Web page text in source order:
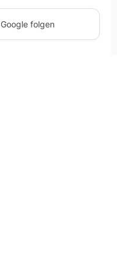
folgen